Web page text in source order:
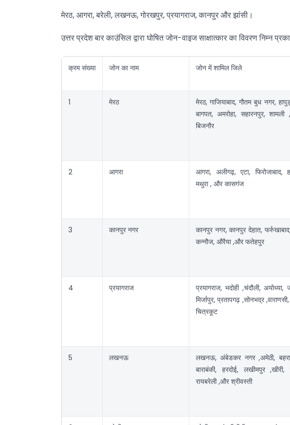
मेरठ, आगरा, बरेली, लखनऊ, गोरखपुर, प्रयागराज, कानपुर और झांसी।
उत्तर प्रदेश बार काउंसिल द्वारा घोषित जोन-वाइज साक्षात्कार का विवरण निम्न
क्रम संख्या जोन का नाम जोन में शामिल जिले
1 मेरठ
मेरठ, गाजियाबाद, गौतम बुध नगर,
बागपत, अमरोहा, सहारनपुर,
बिजनौर
2 आगरा
आगरा, अलीगढ़, एटा, फिरोजाबाद,
मथुरा , और कासगंज
3 कानपुर नगर
कानपुर नगर, कानपुर देहात,
कन्नौज, औरैया ,और फतेहपुर
4 प्रयागराज
प्रयागराज, भदोही ,चंदौली, अयोध्या,
मिर्जापुर, प्रतापगढ़ ,सोनभद्र
चित्रकूट
5 लखनऊ
लखनऊ, अंबेडकर नगर ,अमेठी,
बाराबंकी, हरदोई, लखीमपुर ,खीरी,
रायबरेली ,और श्रीवस्ती